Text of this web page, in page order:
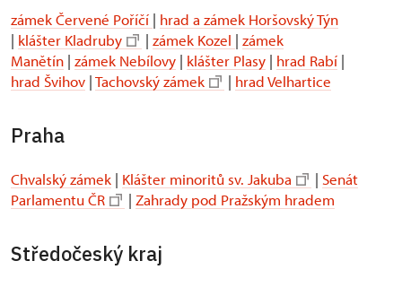
zámek Červené Poříčí | hrad a zámek Horšovský Týn
| klášter Kladruby | zámek Kozel | zámek
Manětín | zámek Nebílovy | klášter Plasy | hrad Rabí |
hrad Švihov |Tachovský zámek | hrad Velhartice
Praha
Chvalský zámek | Klášter minoritů sv. Jakuba | Senát
Parlamentu ČR
| Zahrady pod Pražským hradem
Středočeský kraj